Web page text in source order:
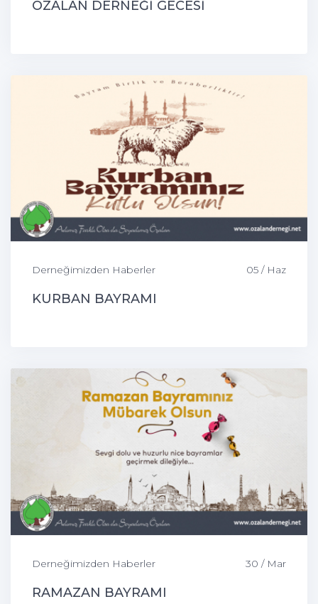
ÖZALAN DERNEĞİ GECESİ
Derneğimizden Haberler 05 / Haz
KURBAN BAYRAMI
Derneğimizden Haberler 30 / Mar
RAMAZAN BAYRAMI